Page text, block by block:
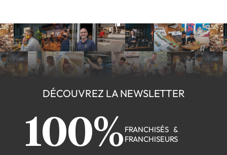
DÉCOUVREZ LA NEWSLETTER
100% FRANCHISÉS &
FRANCHISEURS